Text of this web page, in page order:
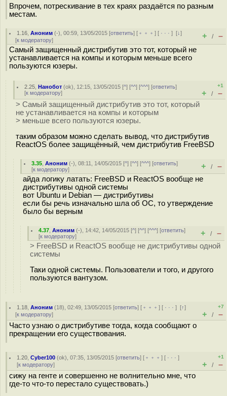
Впрочем, потрескивание в тех краях раздаётся по разным
местам.
1.16 ,Аноним (-), 00:59, 13/05/2015 [ответить] [ ﹢﹢﹢] [ · · ·][↓]
[к модератору] + / –
Самый защищенный дистрибутив это тот, который не
устанавливается на компы и которым меньше всего
пользуются юзеры.
2.25 ,Нанобот (ok), 12:15, 13/05/2015 [^] [^^] [^^^] [ответить]
[к модератору]
+1
+ / –
> Самый защищенный дистрибутив это тот, который
не устанавливается на компы и которым
> меньше всего пользуются юзеры.
таким образом можно сделать вывод, что дистрибутив
ReactOS более защищённый, чем дистрибутив FreeBSD
3.35 ,Аноним (-), 08:11, 14/05/2015 [^] [^^] [^^^] [ответить]
[к модератору] + / –
айда логику латать: FreeBSD и ReactOS вообще не
дистрибутивы одной системы
вот Ubuntu и Debian — дистрибутивы
если бы речь изначально шла об ОС, то утверждение
было бы верным
4.37 ,Аноним (-), 14:42, 14/05/2015 [^] [^^] [^^^] [ответить]
[к модератору] + / –
> FreeBSD и ReactOS вообще не дистрибутивы одной
системы
Таки одной системы. Пользователи и того, и другого
пользуются вантузом.
1.18 ,Аноним (18), 02:49, 13/05/2015 [ответить] [ ﹢﹢﹢] [ · · ·][↑]
[к модератору]
+7
+ / –
Часто узнаю о дистрибутиве тогда, когда сообщают о
прекращении его существования.
1.20 ,Cyber100 (ok), 07:35, 13/05/2015 [ответить] [ ﹢﹢﹢] [ · · ·]
[к модератору]
+1
+ / –
сижу на генте и совершенно не волнительно мне, что
где-то что-то перестало существовать.)